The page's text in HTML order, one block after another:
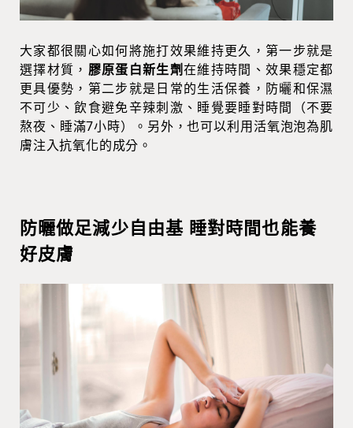
大家都很關心如何將施打效果維持更久，第一步就是
選擇材質， 膠原蛋白新生劑在維持時間、效果穩定都
更具優勢，第二步就是日常的生活保養，防曬和保濕
不可少、飲食避免辛辣刺激、睡覺要睡對時間（不要
熬夜、睡滿7小時）。另外，也可以利用活氧泡泡為肌
膚注入抗氧化的成分。
防曬做足減少自由基 睡對時間也能養
好皮膚